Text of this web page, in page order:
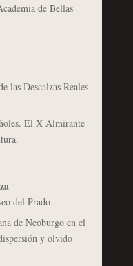
de Bellas
las Descalzas Reales
El X Almirante
del Prado
de Neoburgo en el
y olvido